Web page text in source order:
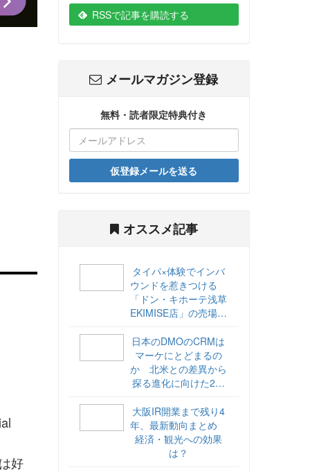
好
RSSで記事を購読する
メールマガジン登録
無料・読者限定特典付き
仮登録メールを送る
オススメ記事
タイパ×体験でインバ
ウンドを惹きつける
「ドン・キホーテ浅草
EKIMISE店」の売場づ
日本のDMOのCRMは
マーケにとどまるの
か 北米との差異から
探る進化に向けた2ス
海外DMOのリアル
vol.6】
大阪IR開業まで残り4
年、最新動向まとめ
経済・観光への効果
は？